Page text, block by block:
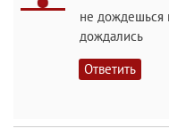
не дождешься
дождались
Ответить